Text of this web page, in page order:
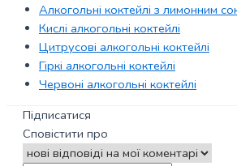
Алкогольні коктейлі з лимонним
Кислі алкогольні коктейлі
Цитрусові алкогольні коктейлі
Гіркі алкогольні коктейлі
Червоні алкогольні коктейлі
Підписатися
Сповістити про